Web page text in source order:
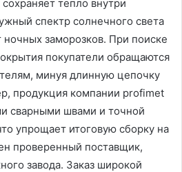
тепло внутри
спектр солнечного света
заморозков. При поиске
покупатели обращаются
минуя длинную цепочку
продукция компании profimet
сварными швами и точной
упрощает итоговую сборку на
проверенный поставщик,
завода. Заказ широкой